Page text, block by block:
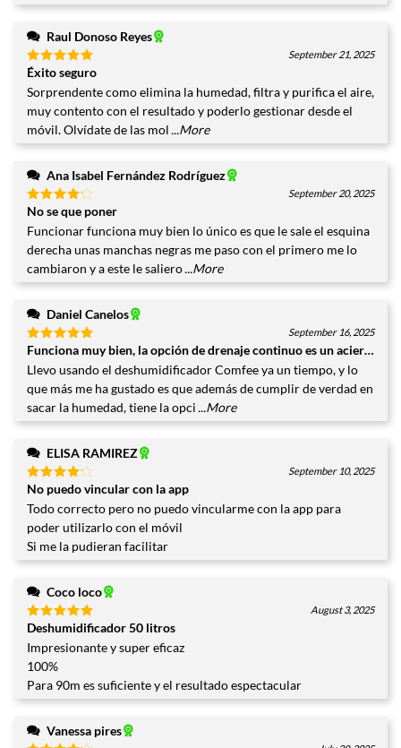
Raul Donoso Reyes
Valorado
con
de
5
September 21, 2025
Éxito seguro
Sorprendente como elimina la humedad, filtra y purifica el aire,
muy contento con el resultado y poderlo gestionar desde el
móvil. Olvídate de las mol...More
Ana Isabel Fernández Rodríguez
Valorado
con 4
de 5
September 20, 2025
No se que poner
Funcionar funciona muy bien lo único es que le sale el esquina
derecha unas manchas negras me paso con el primero me lo
cambiaron y a este le saliero...More
Daniel Canelos
Valorado
con
5
September 16, 2025
Funciona muy bien, la opción de drenaje continuo es un acierto
Llevo usando el deshumidificador Comfee ya un tiempo, y lo
que más me ha gustado es que además de cumplir de verdad en
sacar la humedad, tiene la opci...More
ELISA RAMIREZ
Valorado
con
de 5
September 10, 2025
No puedo vincular con la app
Todo correcto pero no puedo vincularme con la app para
poder utilizarlo con el móvil
Si me la pudieran facilitar
Coco loco
Valorado
con
de
5
August 3, 2025
Deshumidificador 50 litros
Impresionante y super eficaz
100%
Para 90m es suficiente y el resultado espectacular
Vanessa pires